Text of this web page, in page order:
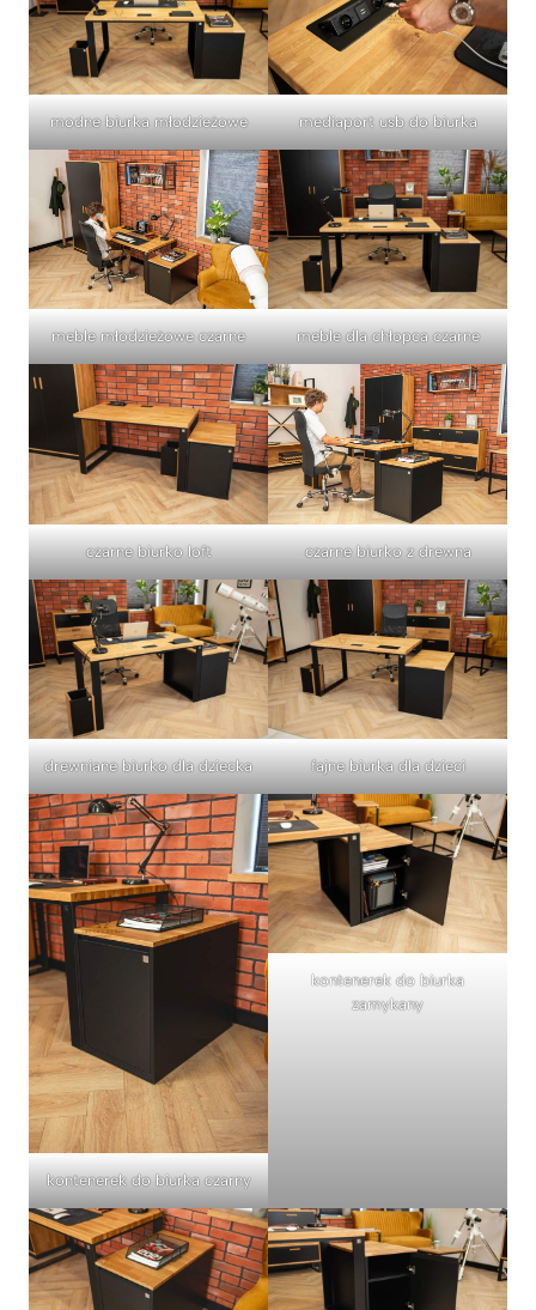
modne biurka młodzieżowe mediaport usb do biurka
meble młodzieżowe czarne meble dla chłopca czarne
czarne biurko loft czarne biurko z drewna
drewniane biurko dla dziecka fajne biurka dla dzieci
kontenerek do biurka czarny
kontenerek do biurka
zamykany